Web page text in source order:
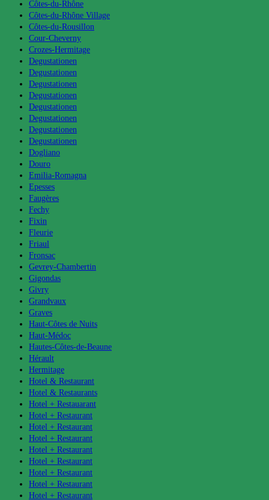
Côtes-du-Rhône
Côtes-du-Rhône Village
Côtes-du-Rousillon
Cour-Cheverny
Crozes-Hermitage
Degustationen
Degustationen
Degustationen
Degustationen
Degustationen
Degustationen
Degustationen
Degustationen
Dogliano
Douro
Emilia-Romagna
Epesses
Faugères
Fechy
Fixin
Fleurie
Friaul
Fronsac
Gevrey-Chambertin
Gigondas
Givry
Grandvaux
Graves
Haut-Côtes de Nuits
Haut-Médoc
Hautes-Côtes-de-Beaune
Hérault
Hermitage
Hotel & Restaurant
Hotel & Restaurants
Hotel + Restauarant
Hotel + Restaurant
Hotel + Restaurant
Hotel + Restaurant
Hotel + Restaurant
Hotel + Restaurant
Hotel + Restaurant
Hotel + Restaurant
Hotel + Restaurant